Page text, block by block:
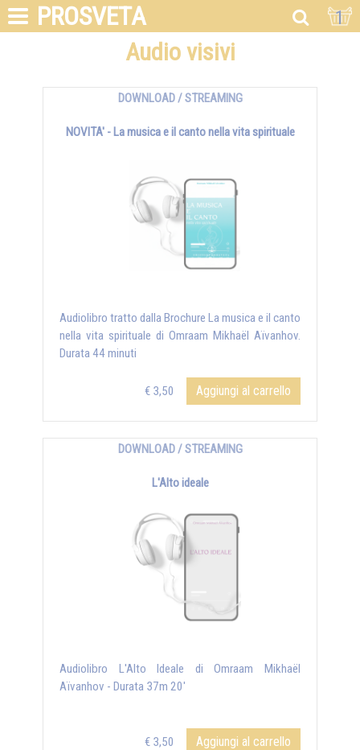
PROSVETA 1
Audio visivi
DOWNLOAD / STREAMING
NOVITA' - La musica e il canto nella vita spirituale
Audiolibro tratto dalla Brochure La musica e il canto
nella vita spirituale di Omraam Mikhaël Aïvanhov.
Durata 44 minuti
€ 3,50 Aggiungi al carrello
DOWNLOAD / STREAMING
L'Alto ideale
Audiolibro L'Alto Ideale di Omraam Mikhaël
Aïvanhov - Durata 37m 20'
€ 3,50 Aggiungi al carrello